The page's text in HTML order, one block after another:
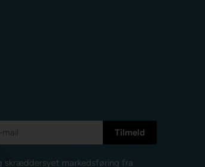
skræddersyet markedsføring fra